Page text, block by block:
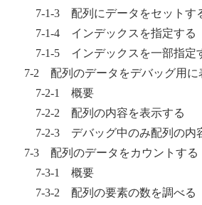
7-1-3 配列にデータをセットす
7-1-4 インデックスを指定する
7-1-5 インデックスを一部指定
7-2 配列のデータをデバッグ用に
7-2-1 概要
7-2-2 配列の内容を表示する
7-2-3 デバッグ中のみ配列の内
7-3 配列のデータをカウントする
7-3-1 概要
7-3-2 配列の要素の数を調べる